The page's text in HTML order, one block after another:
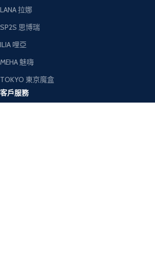
LANA 拉娜
SP2S 思博瑞
ILIA 哩亞
MEHA 魅嗨
TOKYO 東京魔盒
客戶服務